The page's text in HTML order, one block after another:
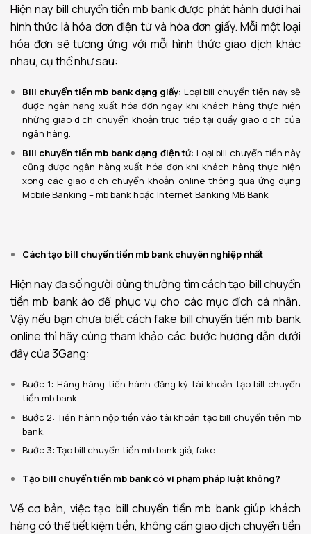
Hiện nay bill chuyển tiền mb bank được phát hành dưới hai
hình thức là hóa đơn điện tử và hóa đơn giấy. Mỗi một loại
hóa đơn sẽ tương ứng với mỗi hình thức giao dịch khác
nhau, cụ thể như sau:
Bill chuyển tiền mb bank dạng giấy: Loại bill chuyển tiền này sẽ
được ngân hàng xuất hóa đơn ngay khi khách hàng thực hiện
những giao dịch chuyển khoản trực tiếp tại quầy giao dịch của
ngân hàng.
Bill chuyển tiền mb bank dạng điện tử: Loại bill chuyển tiền này
cũng được ngân hàng xuất hóa đơn khi khách hàng thực hiện
xong các giao dịch chuyển khoản online thông qua ứng dụng
Mobile Banking – mb bank hoặc Internet Banking MB Bank
Cách tạo bill chuyển tiền mb bank chuyên nghiệp nhất
Hiện nay đa số người dùng thường tìm cách tạo bill chuyển
tiền mb bank ảo để phục vụ cho các mục đích cá nhân.
Vậy nếu bạn chưa biết cách fake bill chuyển tiền mb bank
online thì hãy cùng tham khảo các bước hướng dẫn dưới
đây của 3Gang:
Bước 1: Hàng hàng tiến hành đăng ký tài khoản tạo bill chuyển
tiền mb bank.
Bước 2: Tiến hành nộp tiền vào tài khoản tạo bill chuyển tiền mb
bank.
Bước 3: Tạo bill chuyển tiền mb bank giả, fake.
Tạo bill chuyển tiền mb bank có vi phạm pháp luật không?
Về cơ bản, việc tạo bill chuyển tiền mb bank giúp khách
hàng có thể tiết kiệm tiền, không cần giao dịch chuyển tiền